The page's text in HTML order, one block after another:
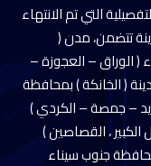
التي تم الانتهاء
المالى ٢٠٢٤ / ٢٠٢٥ لـ (24) مدينة تتضمن، مدن (
( الوراق – العجوزة –
( الخانكة ) بمحافظة
– جمصة – الكردي )
، القصاصين )
جنوب سيناء